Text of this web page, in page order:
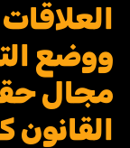
ووضع
مجال